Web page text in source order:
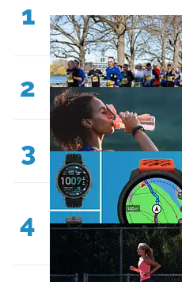
1
2
3
4